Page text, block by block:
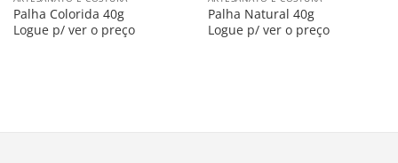
Palha Colorida 40g
Logue p/ ver o preço
Palha Natural 40g
Logue p/ ver o preço